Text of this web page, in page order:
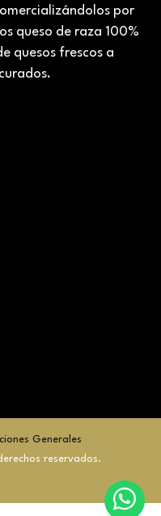
por
queso de raza 100%
quesos frescos a
Generales
reservados.